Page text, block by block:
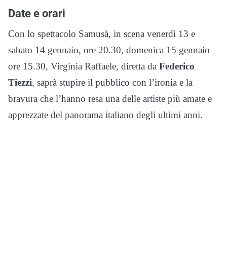
Date e orari
Con lo spettacolo Samusà, in scena venerdì 13 e
sabato 14 gennaio, ore 20.30, domenica 15 gennaio
ore 15.30, Virginia Raffaele, diretta da Federico
Tiezzi, saprà stupire il pubblico con l’ironia e la
bravura che l’hanno resa una delle artiste più amate e
apprezzate del panorama italiano degli ultimi anni.